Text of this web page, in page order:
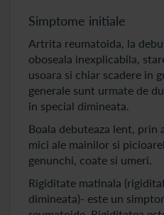
Simptome initiale
Artrita reumatoida, la
oboseala inexplicabila,
usoara si chiar scadere in
generale sunt urmate de
in special dimineata.
Boala debuteaza lent,
mici ale mainilor si
genunchi, coate si umeri.
Rigiditate matinala
dimineata)- este un